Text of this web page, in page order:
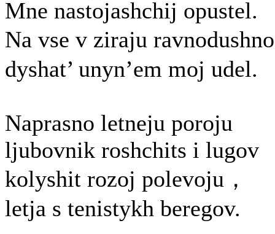
Mne nastojashchij opustel.
Na vse v ziraju
dyshat’ unyn’em moj udel.
Naprasno letneju poroju
ljubovnik roshchits i lugov
kolyshit rozoj polevoju，
letja s tenistykh beregov.